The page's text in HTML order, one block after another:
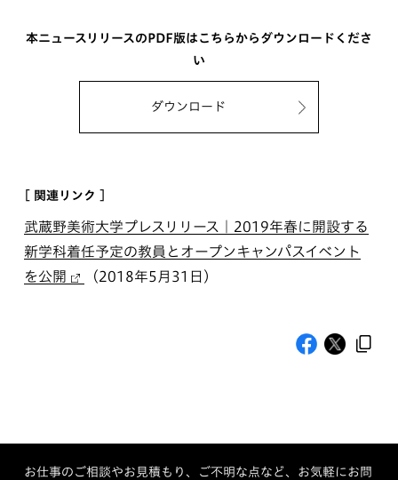
本ニュースリリースのPDF版はこちらからダウンロードくださ
い
ダウンロード
[ 関連リンク ]
武蔵野美術大学プレスリリース｜2019年春に開設する
新学科着任予定の教員とオープンキャンパスイベント
を公開
（2018年5月31日）
お仕事のご相談やお見積もり、ご不明な点など、お気軽にお問